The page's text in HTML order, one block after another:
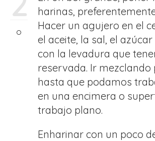
harinas,
Hacer un agujero en el
el aceite, la sal, el
con la levadura que
reservada. Ir mezclando
hasta que podamos
en una encimera o
trabajo plano.
Enharinar con un poco